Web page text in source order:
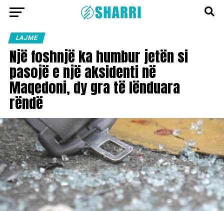
LAJME
Një foshnjë ka humbur jetën si
pasojë e një aksidenti në
Maqedoni, dy gra të lënduara
rëndë